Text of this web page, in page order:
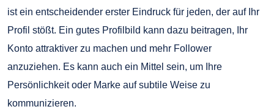
ist ein entscheidender erster Eindruck für jeden, der auf Ihr
Profil stößt. Ein gutes Profilbild kann dazu beitragen, Ihr
Konto attraktiver zu machen und mehr Follower
anzuziehen. Es kann auch ein Mittel sein, um Ihre
Persönlichkeit oder Marke auf subtile Weise zu
kommunizieren.